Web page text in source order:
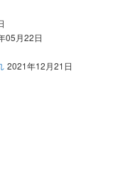
05月22日
2021年12月21日